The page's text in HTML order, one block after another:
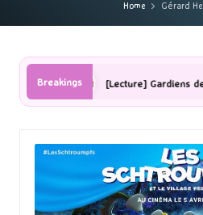
Home Gérard
Breakings
[Lecture] Gardiens des cités